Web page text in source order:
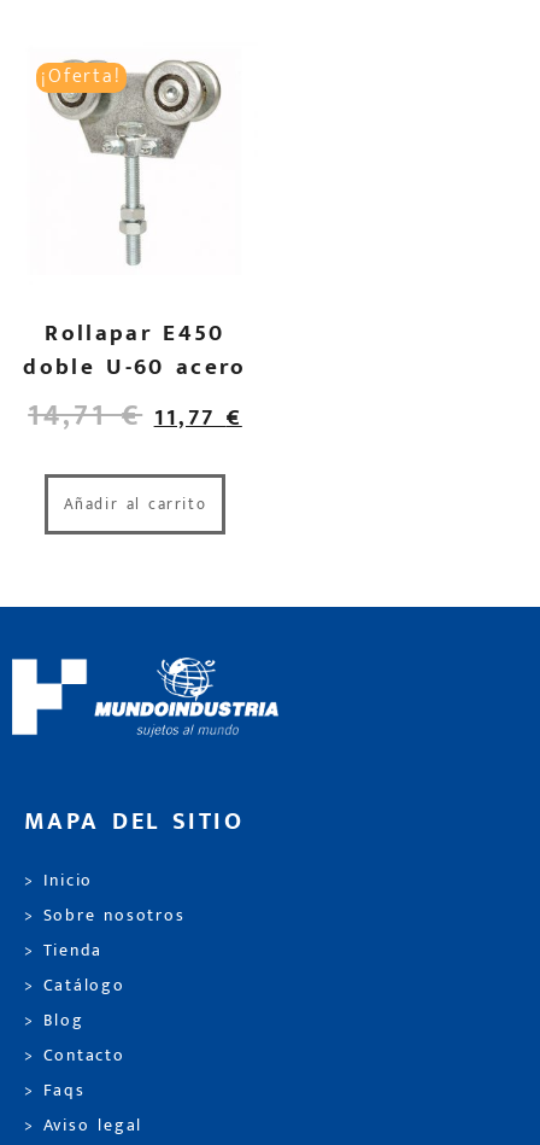
¡Oferta!
Rollapar E450
doble U-60 acero
14,71€ 11,77€
Añadir al carrito
MAPA DEL SITIO
> Inicio
> Sobre nosotros
> Tienda
> Catálogo
> Blog
> Contacto
> Faqs
> Aviso legal